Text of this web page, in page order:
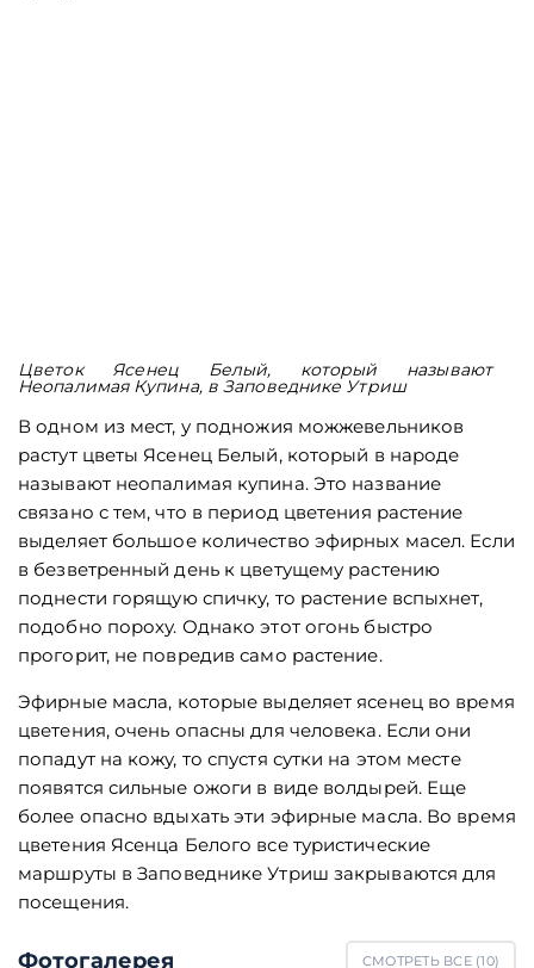
Цветок Ясенец Белый, который называют
Неопалимая Купина, в Заповеднике Утриш
В одном из мест, у подножия можжевельников
растут цветы Ясенец Белый, который в народе
называют неопалимая купина. Это название
связано с тем, что в период цветения растение
выделяет большое количество эфирных масел. Если
в безветренный день к цветущему растению
поднести горящую спичку, то растение вспыхнет,
подобно пороху. Однако этот огонь быстро
прогорит, не повредив само растение.
Эфирные масла, которые выделяет ясенец во время
цветения, очень опасны для человека. Если они
попадут на кожу, то спустя сутки на этом месте
появятся сильные ожоги в виде волдырей. Еще
более опасно вдыхать эти эфирные масла. Во время
цветения Ясенца Белого все туристические
маршруты в Заповеднике Утриш закрываются для
посещения.
Фотогалерея СМОТРЕТЬ ВСЕ (10)